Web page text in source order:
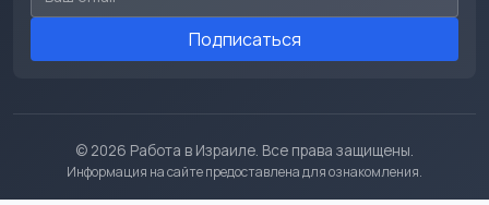
Подписаться
© 2026 Работа в Израиле. Все права защищены.
Информация на сайте предоставлена для ознакомления.